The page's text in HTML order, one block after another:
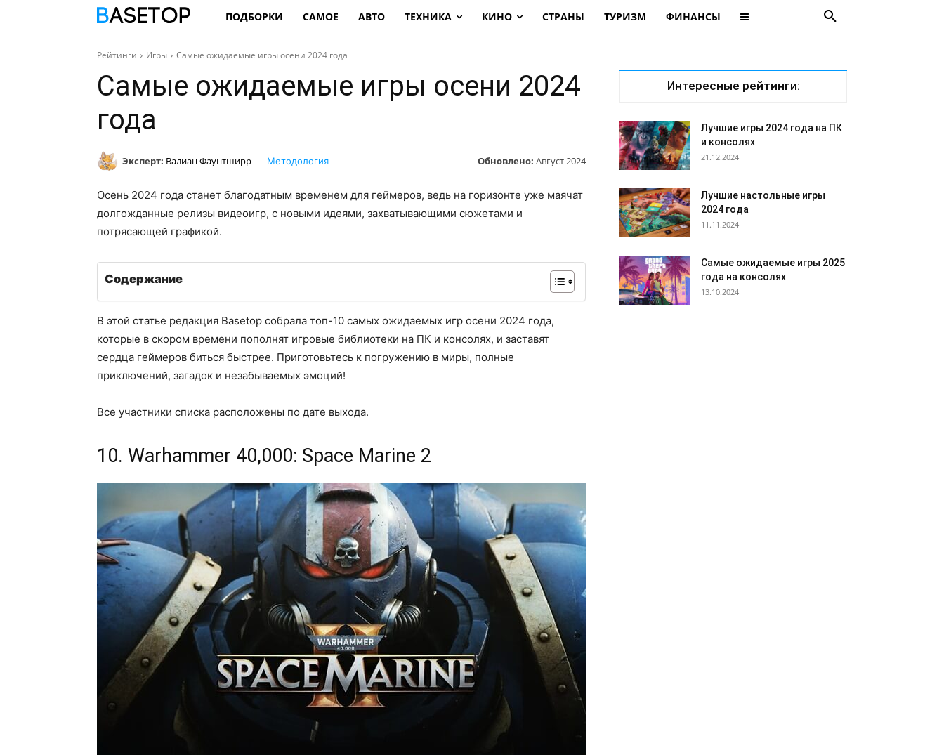
ПОДБОРКИ САМОЕ АВТО ТЕХНИКА КИНО СТРАНЫ ТУРИЗМ ФИНАНСЫ
Рейтинги Игры Самые ожидаемые игры осени 2024 года
Самые ожидаемые игры осени 2024
года
Эксперт: Валиан Фаунтширр Обновлено: Август 2024
Методология
Осень 2024 года станет благодатным временем для геймеров, ведь на горизонте уже маячат
долгожданные релизы видеоигр, с новыми идеями, захватывающими сюжетами и
потрясающей графикой.
Содержание
В этой статье редакция Basetop собрала топ-10 самых ожидаемых игр осени 2024 года,
которые в скором времени пополнят игровые библиотеки на ПК и консолях, и заставят
сердца геймеров биться быстрее. Приготовьтесь к погружению в миры, полные
приключений, загадок и незабываемых эмоций!
Все участники списка расположены по дате выхода.
10. Warhammer 40,000: Space Marine 2
Интересные рейтинги:
Лучшие игры 2024 года на ПК
и консолях
21.12.2024
Лучшие настольные игры
2024 года
11.11.2024
Самые ожидаемые игры 2025
года на консолях
13.10.2024